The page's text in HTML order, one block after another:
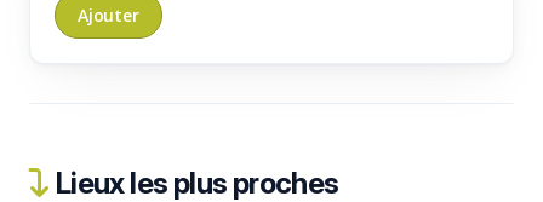
Lieux les plus proches